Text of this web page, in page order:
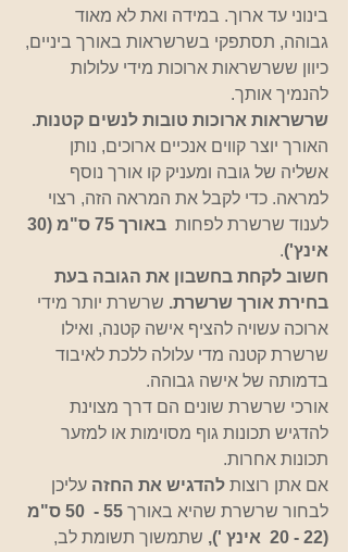
בינוני עד ארוך. במידה ואת לא מאוד
גבוהה, תסתפקי בשרשראות באורך ביניים,
כיוון ששרשראות ארוכות מידי עלולות
להנמיך אותך.
שרשראות ארוכות טובות לנשים קטנות.
האורך יוצר קווים אנכיים ארוכים, נותן
אשליה של גובה ומעניק קו אורך נוסף
למראה. כדי לקבל את המראה הזה, רצוי
לענוד שרשרת לפחות
אינץ').
חשוב לקחת בחשבון את הגובה בעת
בחירת אורך שרשרת. שרשרת יותר מידי
ארוכה עשויה להציף אישה קטנה, ואילו
שרשרת קטנה מדי עלולה ללכת לאיבוד
בדמותה של אישה גבוהה.
אורכי שרשרת שונים הם דרך מצוינת
להדגיש תכונות גוף מסוימות או למזער
תכונות אחרות.
אם אתן רוצות להדגיש את החזה עליכן
לבחור שרשרת שהיא באורך
55 -  50 ס"מ
(22 - 20  אינץ '),
שתמשוך תשומת לב,